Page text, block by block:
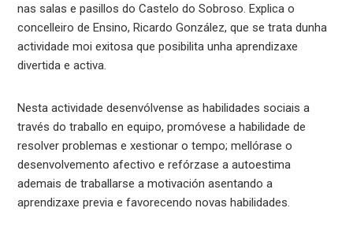
nas salas e pasillos do Castelo do Sobroso. Explica o
concelleiro de Ensino, Ricardo González, que se trata dunha
actividade moi exitosa que posibilita unha aprendizaxe
divertida e activa.
Nesta actividade desenvólvense as habilidades sociais a
través do traballo en equipo, promóvese a habilidade de
resolver problemas e xestionar o tempo; mellórase o
desenvolvemento afectivo e refórzase a autoestima
ademais de traballarse a motivación asentando a
aprendizaxe previa e favorecendo novas habilidades.